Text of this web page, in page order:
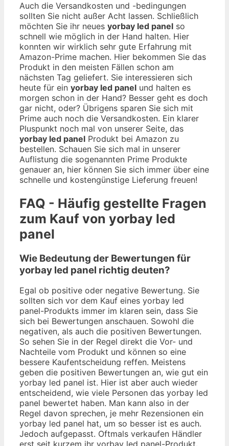
Auch die Versandkosten und -bedingungen
sollten Sie nicht außer Acht lassen. Schließlich
möchten Sie ihr neues yorbay led panel so
schnell wie möglich in der Hand halten. Hier
konnten wir wirklich sehr gute Erfahrung mit
Amazon-Prime machen. Hier bekommen Sie das
Produkt in den meisten Fällen schon am
nächsten Tag geliefert. Sie interessieren sich
heute für ein yorbay led panel und halten es
morgen schon in der Hand? Besser geht es doch
gar nicht, oder? Übrigens sparen Sie sich mit
Prime auch noch die Versandkosten. Ein klarer
Pluspunkt noch mal von unserer Seite, das
yorbay led panel Produkt bei Amazon zu
bestellen. Schauen Sie sich mal in unserer
Auflistung die sogenannten Prime Produkte
genauer an, hier können Sie sich immer über eine
schnelle und kostengünstige Lieferung freuen!
FAQ - Häufig gestellte Fragen
zum Kauf von yorbay led
panel
Wie Bedeutung der Bewertungen für
yorbay led panel richtig deuten?
Egal ob positive oder negative Bewertung. Sie
sollten sich vor dem Kauf eines yorbay led
panel-Produkts immer im klaren sein, dass Sie
sich bei Bewertungen anschauen. Sowohl die
negativen, als auch die positiven Bewertungen.
So sehen Sie in der Regel direkt die Vor- und
Nachteile vom Produkt und können so eine
bessere Kaufentscheidung reffen. Meistens
geben die positiven Bewertungen an, wie gut ein
yorbay led panel ist. Hier ist aber auch wieder
entscheidend, wie viele Personen das yorbay led
panel bewertet haben. Man kann also in der
Regel davon sprechen, je mehr Rezensionen ein
yorbay led panel hat, um so besser ist es auch.
Jedoch aufgepasst. Oftmals verkaufen Händler